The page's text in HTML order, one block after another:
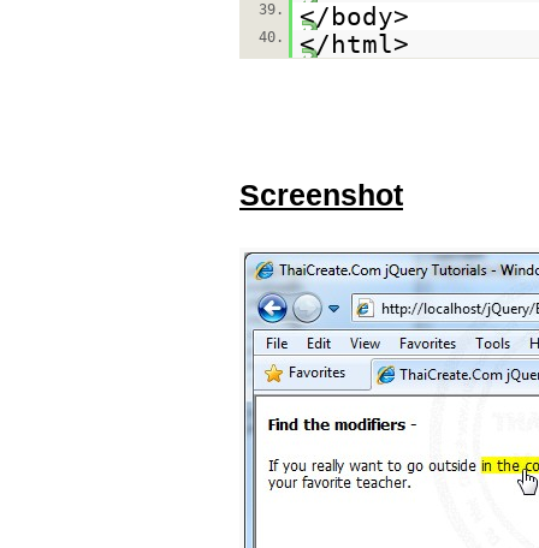
39.
</body>
40. </html>
Screenshot